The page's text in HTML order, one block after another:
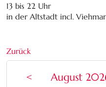
13 bis 22 Uhr
in der Altstadt incl.
Zurück
< August